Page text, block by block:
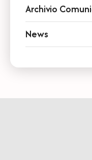
Archivio
News